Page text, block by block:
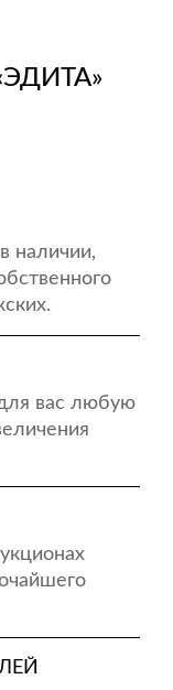
наличии,
вас любую